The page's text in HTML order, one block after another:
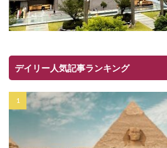
デイリー人気記事ランキング